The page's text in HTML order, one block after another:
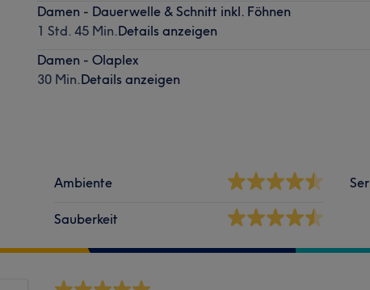
Damen - Dauerwelle & Schnitt inkl. Föhnen
1 Std. 45 Min.Details anzeigen
Damen - Olaplex
30 Min.Details anzeigen
Ambiente
Sauberkeit